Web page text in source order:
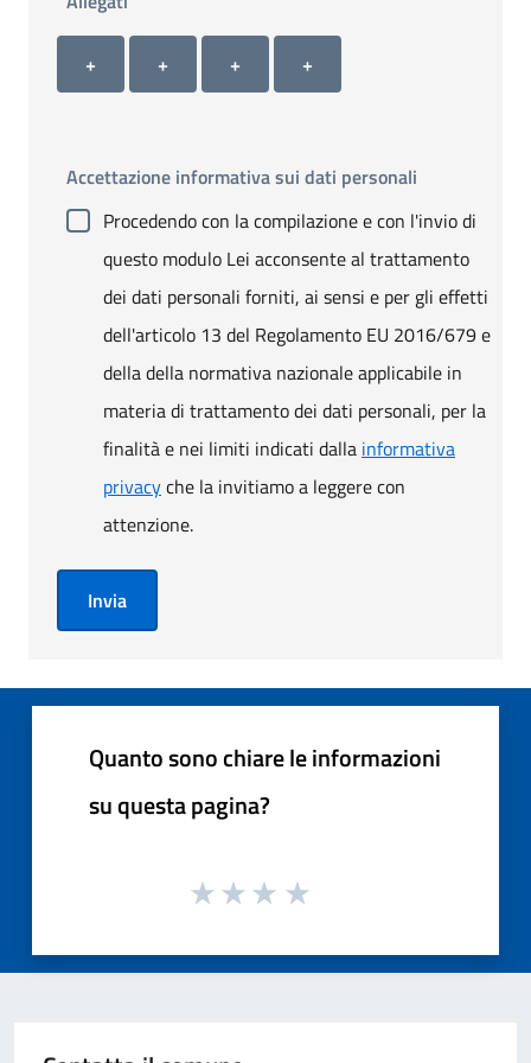
Allegato 1
+
Allegato 2
+
Allegato 3
+
Allegato 4
+
Accettazione informativa sui dati personali
Procedendo con la compilazione e con l'invio di
questo modulo Lei acconsente al trattamento
dei dati personali forniti, ai sensi e per gli effetti
dell'articolo 13 del Regolamento EU 2016/679 e
della della normativa nazionale applicabile in
materia di trattamento dei dati personali, per la
finalità e nei limiti indicati dalla informativa
privacyche la invitiamo a leggere con
attenzione.
Invia
Quanto sono chiare le informazioni
su questa pagina?